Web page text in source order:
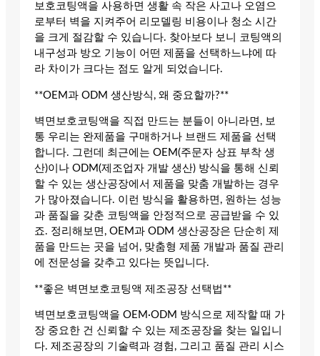
보호코팅액을 사용하면 생활 속 작은 사고나 오염으
로부터 벽을 지켜주어 리모델링 비용이나 청소 시간
을 크게 절감할 수 있습니다. 찾아보다 보니 코팅액의
내구성과 방오 기능이 어떤 제품을 선택하느냐에 따
라 차이가 크다는 점도 알게 되었습니다.
**OEM과 ODM 생산방식, 왜 중요할까?**
벽면보호코팅액을 직접 만드는 분들이 아니라면, 보
통 우리는 완제품을 구매하거나 브랜드 제품을 선택
합니다. 그런데 최근에는 OEM(주문자 상표 부착 생
산)이나 ODM(제조업자 개발 생산) 방식을 통해 신뢰
할 수 있는 생산공장에서 제품을 맞춤 개발하는 경우
가 많아졌습니다. 이런 방식을 활용하면, 원하는 성능
과 품질을 갖춘 코팅액을 안정적으로 공급받을 수 있
죠. 정리해보면, OEM과 ODM 생산공장은 단순히 제
품을 만드는 곳을 넘어, 맞춤형 제품 개발과 품질 관리
에 전문성을 갖추고 있다는 뜻입니다.
**좋은 벽면보호코팅액 제조공장 선택법**
벽면보호코팅액을 OEM·ODM 방식으로 제작할 때 가
장 중요한 건 신뢰할 수 있는 제조공장을 찾는 일입니
다. 제조공장의 기술력과 경험, 그리고 품질 관리 시스